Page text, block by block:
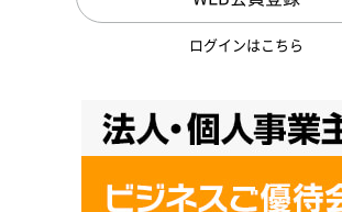
ログインはこちら